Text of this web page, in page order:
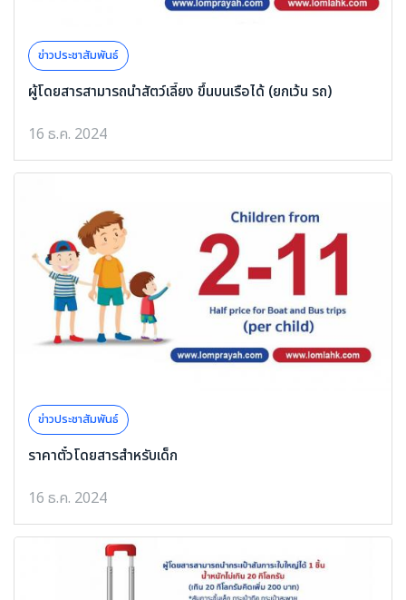
ข่าวประชาสัมพันธ์
ผู้โดยสารสามารถนำสัตว์เลี้ยง ขึ้นบนเรือได้ (ยกเว้น รถ)
16 ธ.ค. 2024
ข่าวประชาสัมพันธ์
ราคาตั๋วโดยสารสำหรับเด็ก
16 ธ.ค. 2024